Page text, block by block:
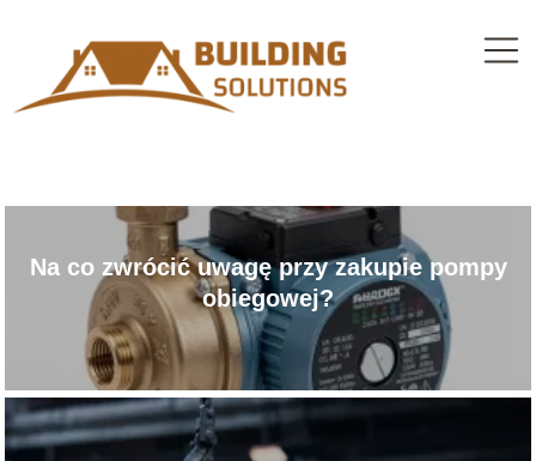
Na co zwrócić uwagę przy zakupie pompy
obiegowej?